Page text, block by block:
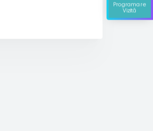
Programare
Vizită